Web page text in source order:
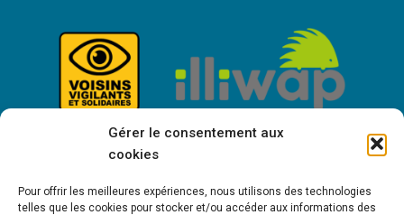
Gérer le consentement aux
cookies
Pour offrir les meilleures expériences, nous utilisons des technologies
telles que les cookies pour stocker et/ou accéder aux informations des